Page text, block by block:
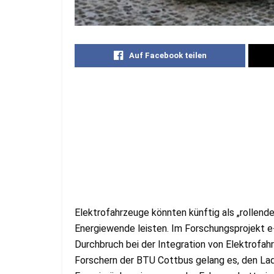
Auf Facebook teilen
Elektrofahrzeuge könnten künftig als
Energiewende leisten. Im Forschungsprojekt
Durchbruch bei der Integration von
Forschern der BTU Cottbus gelang es, den